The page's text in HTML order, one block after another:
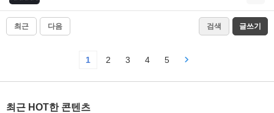
최근 다음 검색 글쓰기
1 2 3 4 5
최근 HOT한 콘텐츠